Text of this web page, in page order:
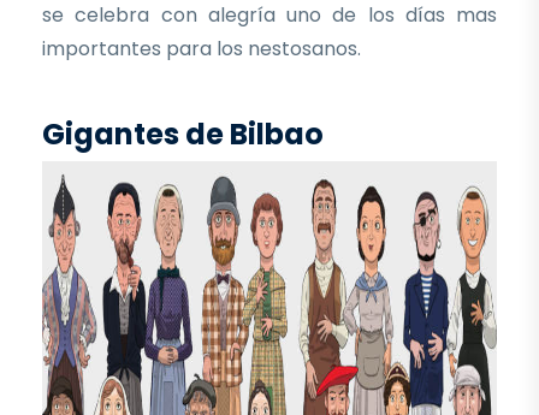
se celebra con alegría uno de los días mas
importantes para los nestosanos.
Gigantes de Bilbao